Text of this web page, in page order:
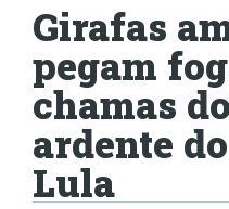
Girafas
pegam
chamas
ardente
Lula